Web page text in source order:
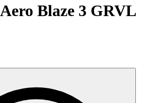
Blaze 3 GRVL